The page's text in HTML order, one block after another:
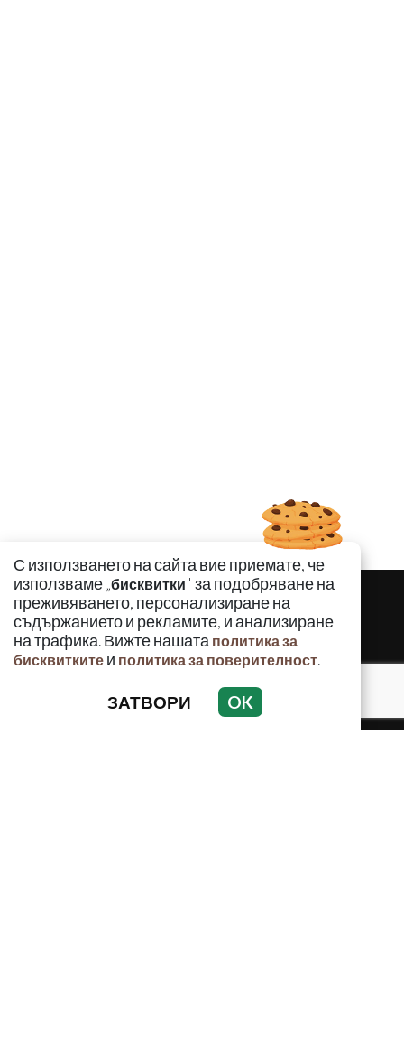
С използването на сайта вие приемате, че
използваме „бисквитки" за подобряване на
преживяването, персонализиране на
съдържанието и рекламите, и анализиране
на трафика. Вижте нашата политика за
бисквитките и политика за поверителност.
ЗАТВОРИ OK